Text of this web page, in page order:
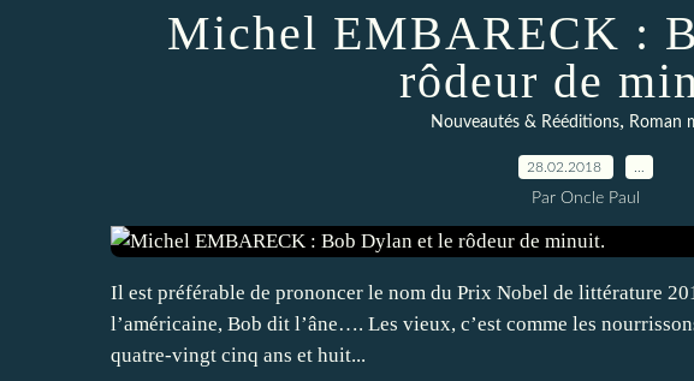
Michel EMBARECK :
rôdeur de
Nouveautés & Rééditions, Roman
28.02.2018
Par Oncle Paul
Il est préférable de prononcer le nom du Prix Nobel de littérature
l’américaine, Bob dit l’âne…. Les vieux, c’est comme les
quatre-vingt cinq ans et huit...